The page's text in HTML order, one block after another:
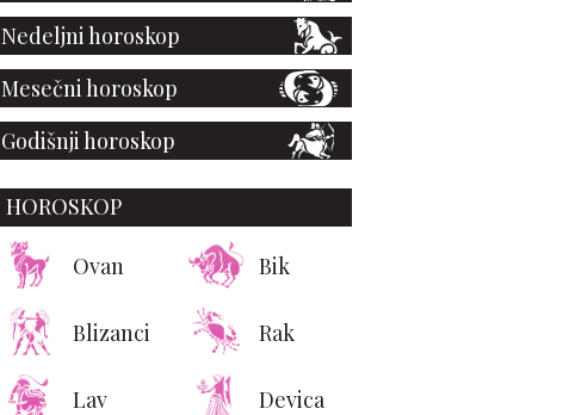
Nedeljni horoskop
Mesečni horoskop
Godišnji horoskop
HOROSKOP
Ovan Bik
Blizanci Rak
Lav Devica